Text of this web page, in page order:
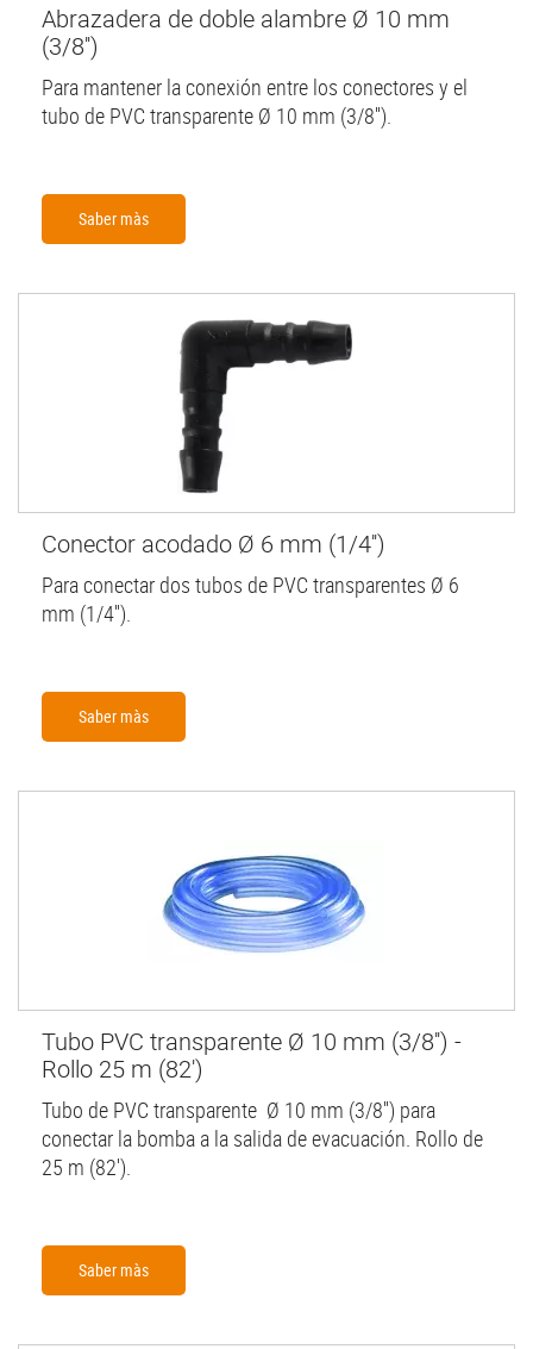
Abrazadera de doble alambre Ø 10 mm
(3/8'')
Para mantener la conexión entre los conectores y el
tubo de PVC transparente Ø 10 mm (3/8'').
Saber màs
Conector acodado Ø 6 mm (1/4'')
Para conectar dos tubos de PVC transparentes Ø 6
mm (1/4'').
Saber màs
Tubo PVC transparente Ø 10 mm (3/8'') -
Rollo 25 m (82')
Tubo de PVC transparente Ø 10 mm (3/8'') para
conectar la bomba a la salida de evacuación. Rollo de
25 m (82').
Saber màs